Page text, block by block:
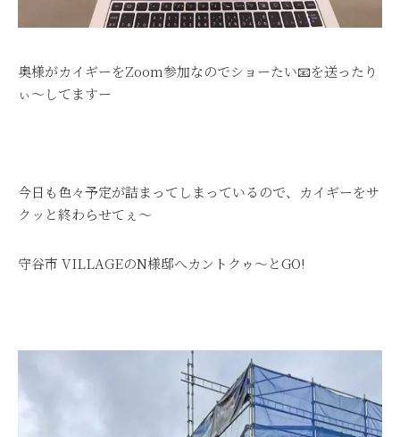
奥様がカイギーをZoom参加なのでショーたい📧を送ったり
ぃ～してますー
今日も色々予定が詰まってしまっているので、カイギーをサ
クッと終わらせてぇ～
守谷市 VILLAGEのN様邸へカントクゥ～とGO!